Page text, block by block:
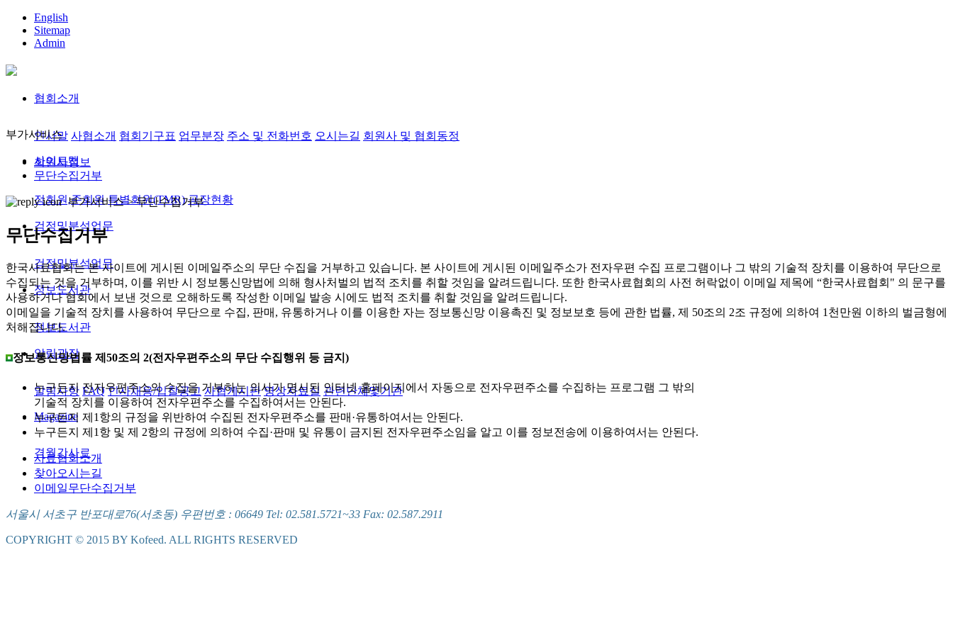
English
Sitemap
Admin
협회소개
인사말 사협소개 협회기구표 업무분장 주소 및 전화번호 오시는길 회원사 및 협회동정
회원사정보
정회원,준회원 특별회원(TMR) 공장현황
검정및분석업무
검정및분석업무
정보도서관
정보도서관
알림광장
알림사항 FAQ 인사채용/입찰공고 사협게시판 영상자료실 관련단체및기관
Magazine
격월간사료
부가서비스
사이트맵
무단수집거부
부가서비스 >무단수집거부
무단수집거부
한국사료협회는 본 사이트에 게시된 이메일주소의 무단 수집을 거부하고 있습니다. 본 사이트에 게시된 이메일주소가 전자우편 수집 프로그램이나 그 밖의 기술적 장치를 이용하여 무단으로
수집되는 것을 거부하며, 이를 위반 시 정보통신망법에 의해 형사처벌의 법적 조치를 취할 것임을 알려드립니다. 또한 한국사료협회의 사전 허락없이 이메일 제목에 “한국사료협회" 의 문구를
사용하거나 협회에서 보낸 것으로 오해하도록 작성한 이메일 발송 시에도 법적 조치를 취할 것임을 알려드립니다.
이메일을 기술적 장치를 사용하여 무단으로 수집, 판매, 유통하거나 이를 이용한 자는 정보통신망 이용촉진 및 정보보호 등에 관한 법률, 제 50조의 2조 규정에 의하여 1천만원 이하의 벌금형에
처해집니다.
정보통신망법률 제50조의 2(전자우편주소의 무단 수집행위 등 금지)
누구든지 전자우편주소의 수집을 거부하는 의사가 명시된 인터넷 홈페이지에서 자동으로 전자우편주소를 수집하는 프로그램 그 밖의
기술적 장치를 이용하여 전자우편주소를 수집하여서는 안된다.
누구든지 제1항의 규정을 위반하여 수집된 전자우편주소를 판매·유통하여서는 안된다.
누구든지 제1항 및 제 2항의 규정에 의하여 수집·판매 및 유통이 금지된 전자우편주소임을 알고 이를 정보전송에 이용하여서는 안된다.
사료협회소개
찾아오시는길
이메일무단수집거부
서울시 서초구 반포대로76(서초동) 우편번호 : 06649 Tel: 02.581.5721~33 Fax: 02.587.2911
COPYRIGHT © 2015 BY Kofeed. ALL RIGHTS RESERVED